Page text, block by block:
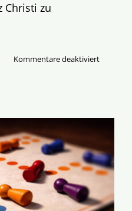
Christi zu
Kommentare deaktiviertfür